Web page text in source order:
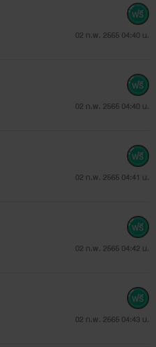
02 ก.พ. 2565 04:40 น.
02 ก.พ. 2565 04:40 น.
02 ก.พ. 2565 04:41 น.
02 ก.พ. 2565 04:42 น.
02 ก.พ. 2565 04:43 น.